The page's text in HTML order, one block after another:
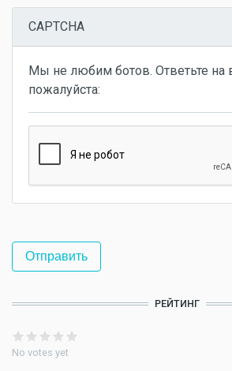
CAPTCHA
Мы не любим ботов. Ответьте на
пожалуйста:
РЕЙТИНГ
No votes yet